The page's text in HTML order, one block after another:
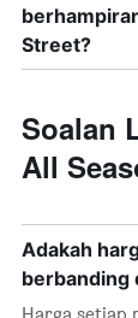
Street?
Soalan
All
Adakah
berbanding